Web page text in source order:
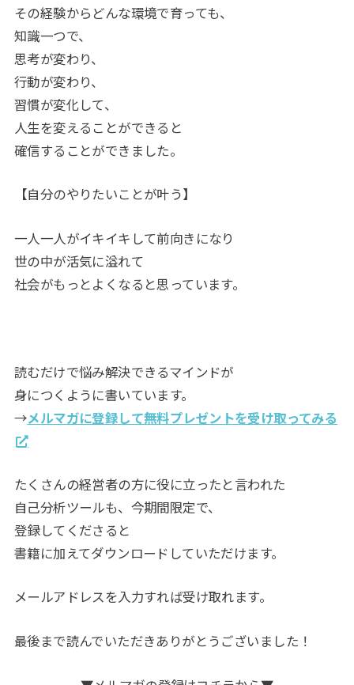
その経験からどんな環境で育っても、
知識一つで、
思考が変わり、
行動が変わり、
習慣が変化して、
人生を変えることができると
確信することができました。
【自分のやりたいことが叶う】
一人一人がイキイキして前向きになり
世の中が活気に溢れて
社会がもっとよくなると思っています。
読むだけで悩み解決できるマインドが
身につくように書いています。
→メルマガに登録して無料プレゼントを受け取ってみる
たくさんの経営者の方に役に立ったと言われた
自己分析ツールも、今期間限定で、
登録してくださると
書籍に加えてダウンロードしていただけます。
メールアドレスを入力すれば受け取れます。
最後まで読んでいただきありがとうございました！